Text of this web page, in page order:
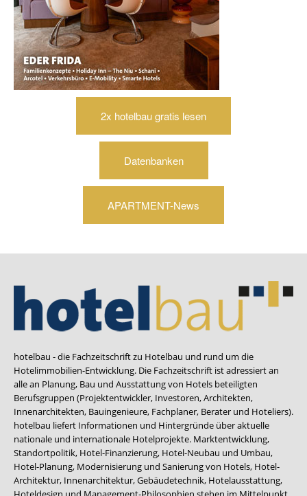
2x hotelbau gratis lesen
Datenbanken
APARTMENT-News
hotelbau - die Fachzeitschrift zu Hotelbau und rund um die
Hotelimmobilien-Entwicklung. Die Fachzeitschrift ist adressiert an
alle an Planung, Bau und Ausstattung von Hotels beteiligten
Berufsgruppen (Projektentwickler, Investoren, Architekten,
Innenarchitekten, Bauingenieure, Fachplaner, Berater und Hoteliers).
hotelbau liefert Informationen und Hintergründe über aktuelle
nationale und internationale Hotelprojekte. Marktentwicklung,
Standortpolitik, Hotel-Finanzierung, Hotel-Neubau und Umbau,
Hotel-Planung, Modernisierung und Sanierung von Hotels, Hotel-
Architektur, Innenarchitektur, Gebäudetechnik, Hotelausstattung,